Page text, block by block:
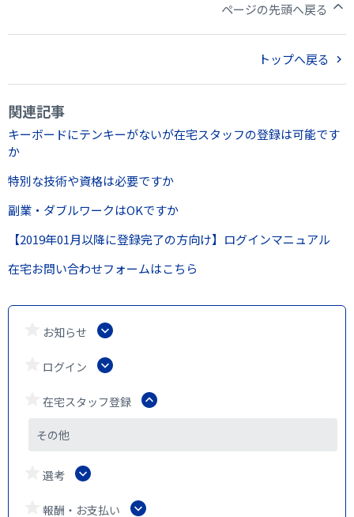
お知らせ
ログイン
在宅スタッフ登録
その他
選考
報酬・お支払い
ページの先頭へ戻る
トップへ戻る
関連記事
キーボードにテンキーがないが在宅スタッフの登録は可能です
か
特別な技術や資格は必要ですか
副業・ダブルワークはOKですか
【2019年01月以降に登録完了の方向け】ログインマニュアル
在宅お問い合わせフォームはこちら